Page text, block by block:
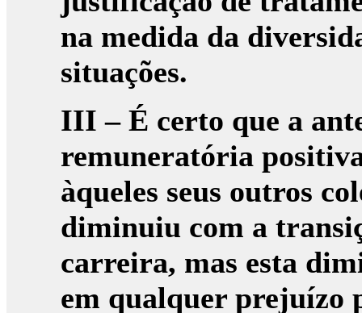
na medida da
situações.
III –É certo que a
remuneratória
àqueles seus outros
diminuiu com a
carreira, mas esta
em qualquer prejuízo